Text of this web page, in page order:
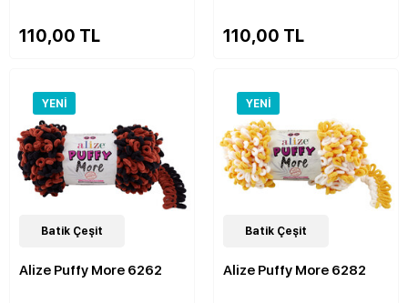
110,00 TL 110,00 TL
YENI
48Çeşit
Batik Çeşit
Alize Puffy More 6262
YENI
48Çeşit
Batik Çeşit
Alize Puffy More 6282